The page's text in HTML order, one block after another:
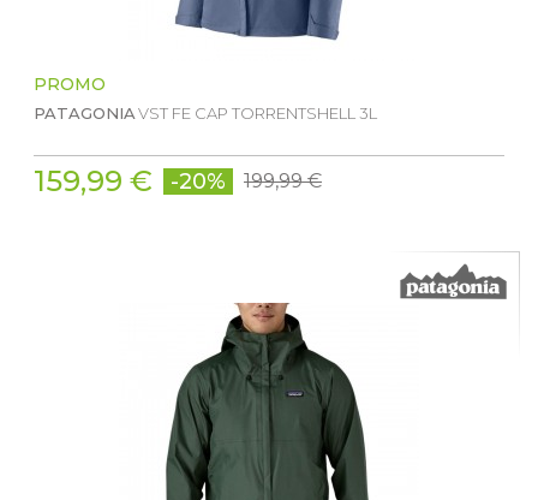
PROMO
PATAGONIAVST FE CAP TORRENTSHELL 3L
159,99 € -20% 199,99 €